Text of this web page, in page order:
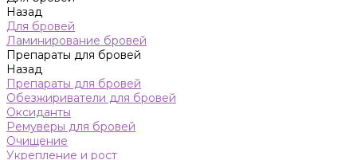
Назад
Для бровей
Ламинирование бровей
Препараты для бровей
Назад
Препараты для бровей
Обезжириватели для бровей
Оксиданты
Ремуверы для бровей
Очищение
Укрепление и рост